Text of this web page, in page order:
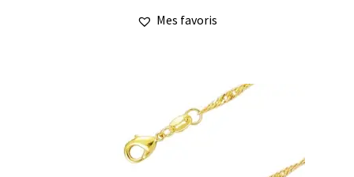
Mes favoris